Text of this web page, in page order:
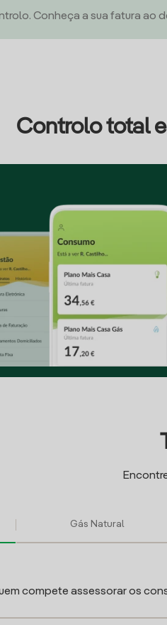
Conheça a sua fatura ao
Controlo total
Gás Natural
compete assessorar os